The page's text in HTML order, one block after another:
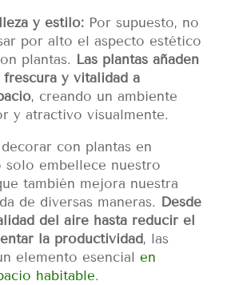
y estilo:Por supuesto, no
por alto el aspecto estético
plantas. Las plantas añaden
frescura y vitalidad a
, creando un ambiente
y atractivo visualmente.
con plantas en
solo embellece nuestro
también mejora nuestra
de diversas maneras. Desde
del aire hasta reducir el
la productividad, las
elemento esencial en
habitable.